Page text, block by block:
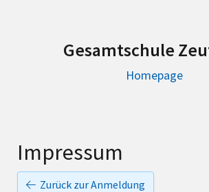
Gesamtschule
Homepage
Impressum
Zurück zur Anmeldung